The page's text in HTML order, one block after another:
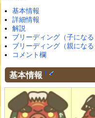
基本情報
詳細情報
解説
ブリーディング（子にな
ブリーディング（親にな
コメント欄
基本情報 †